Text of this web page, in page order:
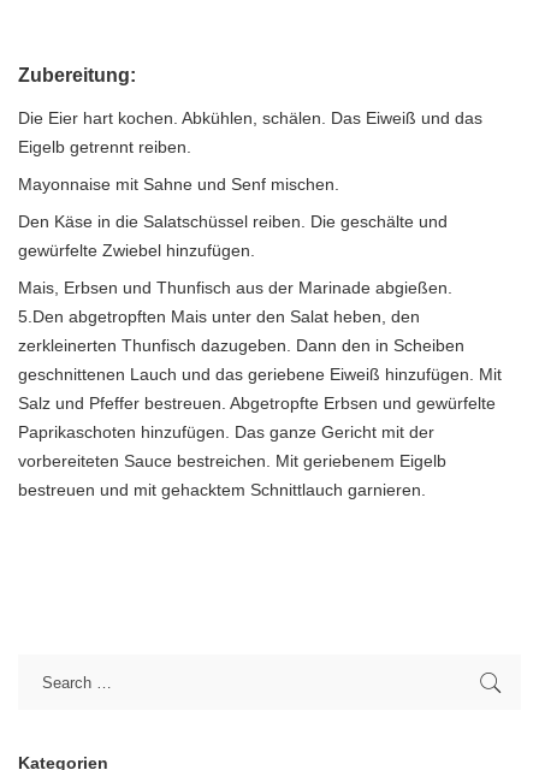
Zubereitung:
Die Eier hart kochen. Abkühlen, schälen. Das Eiweiß und das
Eigelb getrennt reiben.
Mayonnaise mit Sahne und Senf mischen.
Den Käse in die Salatschüssel reiben. Die geschälte und
gewürfelte Zwiebel hinzufügen.
Mais, Erbsen und Thunfisch aus der Marinade abgießen.
5.Den abgetropften Mais unter den Salat heben, den
zerkleinerten Thunfisch dazugeben. Dann den in Scheiben
geschnittenen Lauch und das geriebene Eiweiß hinzufügen. Mit
Salz und Pfeffer bestreuen. Abgetropfte Erbsen und gewürfelte
Paprikaschoten hinzufügen. Das ganze Gericht mit der
vorbereiteten Sauce bestreichen. Mit geriebenem Eigelb
bestreuen und mit gehacktem Schnittlauch garnieren.
Kategorien